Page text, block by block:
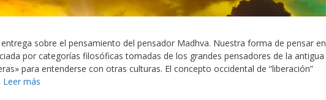
sobre el pensamiento del pensador Madhva. Nuestra forma de pensar en
por categorías filosóficas tomadas de los grandes pensadores de la antigua
para entenderse con otras culturas. El concepto occidental de “liberación”
Leer más